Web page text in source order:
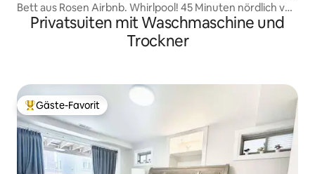
Bett aus Rosen Airbnb. Whirlpool! 45 Minuten nördlich von
Toronto
Privatsuiten mit Waschmaschine und
Trockner
Beliebter Gäste-Favorit.
Gäste-Favorit